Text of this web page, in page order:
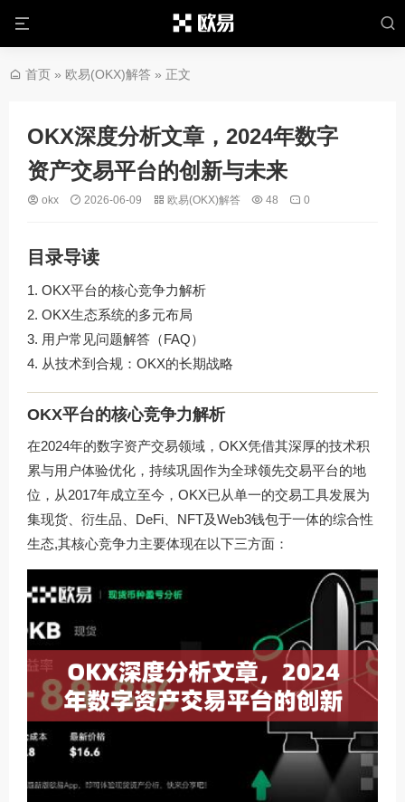
首页 » 欧易(OKX)解答 » 正文
OKX深度分析文章，2024年数字
资产交易平台的创新与未来
okx 2026-06-09 欧易(OKX)解答 48 0
目录导读
OKX平台的核心竞争力解析
OKX生态系统的多元布局
用户常见问题解答（FAQ）
从技术到合规：OKX的长期战略
OKX平台的核心竞争力解析
在2024年的数字资产交易领域，OKX凭借其深厚的技术积
累与用户体验优化，持续巩固作为全球领先交易平台的地
位，从2017年成立至今，OKX已从单一的交易工具发展为
集现货、衍生品、DeFi、NFT及Web3钱包于一体的综合性
生态,其核心竞争力主要体现在以下三方面：